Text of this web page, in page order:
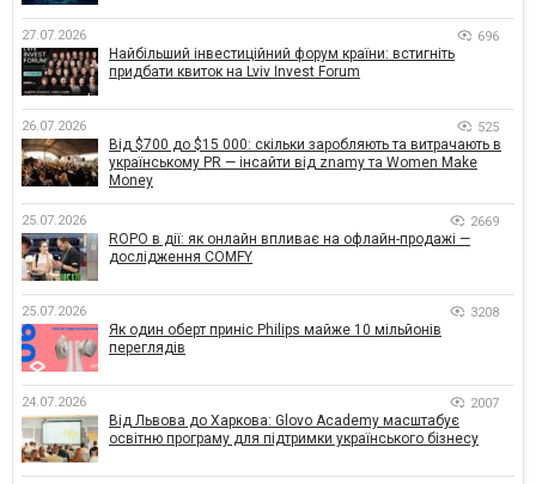
27.07.2026 696
Найбільший інвестиційний форум країни: встигніть
придбати квиток на Lviv Invest Forum
26.07.2026 525
Від $700 до $15 000: скільки заробляють та витрачають в
українському PR — інсайти від znamy та Women Make
Money
25.07.2026 2669
ROPO в дії: як онлайн впливає на офлайн-продажі —
дослідження COMFY
25.07.2026 3208
Як один оберт приніс Philips майже 10 мільйонів
переглядів
24.07.2026 2007
Від Львова до Харкова: Glovo Academy масштабує
освітню програму для підтримки українського бізнесу